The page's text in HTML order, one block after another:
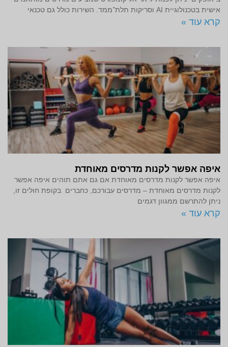
אישית בטכנולוגיית AI וסריקות תלת־ממד. השירות כולל גם טכנאי
קרא עוד »
איפה אפשר לקנות מדרסים מאוחדת
איפה אפשר לקנות מדרסים מאוחדת אם גם אתם תוהים איפה אפשר
לקנות מדרסים מאוחדת – מדרסים עבורכם, כחברים בקופת חולים זו,
ניתן להתרשם ממגוון דגמים
קרא עוד »